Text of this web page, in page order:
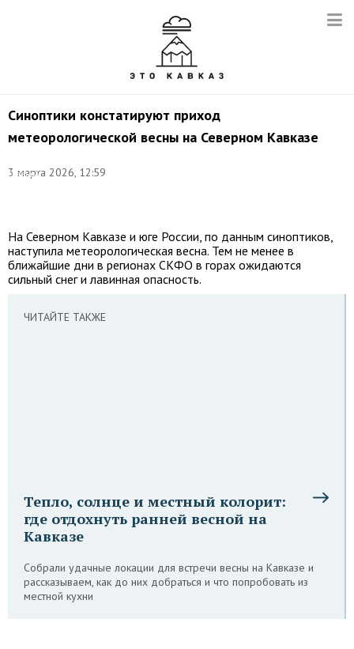
Синоптики констатируют приход
метеорологической весны на Северном Кавказе
3 марта 2026, 12:59
Евгений
На Северном Кавказе и юге России, по данным синоптиков,
наступила метеорологическая весна. Тем не менее в
ближайшие дни в регионах СКФО в горах ожидаются
сильный снег и лавинная опасность.
ЧИТАЙТЕ ТАКЖЕ
Тепло, солнце и местный колорит:
где отдохнуть ранней весной на
Кавказе
Собрали удачные локации для встречи весны на Кавказе и
рассказываем, как до них добраться и что попробовать из
местной кухни